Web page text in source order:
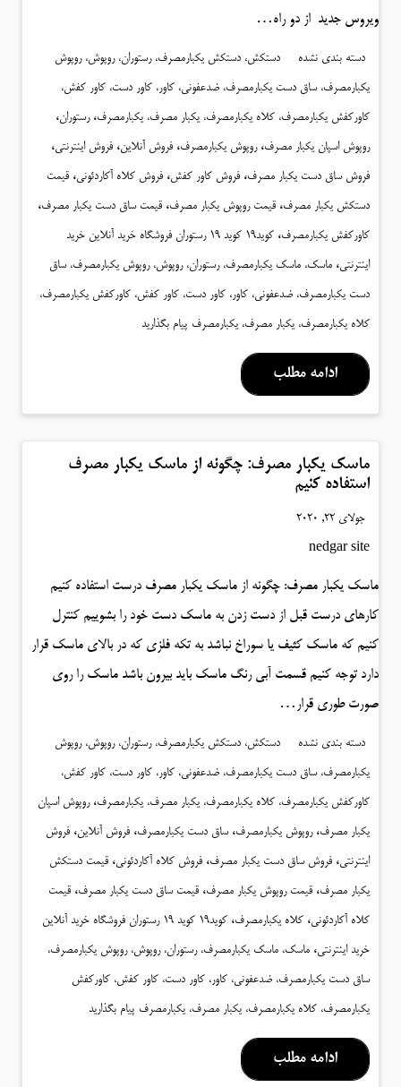
ویروس جدید از دو راه…
دسته بندی نشده دستکش، دستکش یکبارمصرف، رستوران، روپوش، روپوش
یکبارمصرف، ساق دست یکبارمصرف، ضدعفونی، کاور، کاور دست، کاور کفش،
کاورکفش یکبارمصرف، کلاه یکبارمصرف، یکبار مصرف، یکبارمصرف،رستوران،
روپوش اسپان یکبار مصرف،روپوش یکبارمصرف، فروش آنلاین، فروش اینترنتی،
فروش ساق دست یکبار مصرف، فروش کاور کفش، فروش کلاه آکاردئونی، قیمت
دستکش یکبار مصرف، قیمت روپوش یکبار مصرف، قیمت ساق دست یکبار مصرف،
کاورکفش یکبارمصرف، کوید19 کوید 19 رستوران فروشگاه خرید آنلاین خرید
اینترنتی، ماسک، ماسک یکبارمصرف، رستوران، روپوش، روپوش یکبارمصرف، ساق
دست یکبارمصرف، ضدعفونی، کاور، کاور دست، کاور کفش، کاورکفش یکبارمصرف،
کلاه یکبارمصرف، یکبار مصرف، یکبارمصرف پیام بگذارید
ادامه مطلب
ماسک یکبار مصرف: چگونه از ماسک یکبار مصرف
استفاده کنیم
جولای 22, 2020
nedgar site
ماسک یکبار مصرف: چگونه از ماسک یکبار مصرف درست استفاده کنیم
کارهای درست قبل از دست زدن به ماسک دست خود را بشوییم کنترل
کنیم که ماسک کثیف یا سوراخ نباشد به تکه فلزی که در بالای ماسک قرار
دارد توجه کنیم قسمت آبی رنگ ماسک باید بیرون باشد ماسک را روی
صورت طوری قرار…
دسته بندی نشده دستکش، دستکش یکبارمصرف، رستوران، روپوش، روپوش
یکبارمصرف، ساق دست یکبارمصرف، ضدعفونی، کاور، کاور دست، کاور کفش،
کاورکفش یکبارمصرف، کلاه یکبارمصرف، یکبار مصرف، یکبارمصرف،روپوش اسپان
یکبار مصرف،روپوش یکبارمصرف،ساق دست یکبارمصرف، فروش آنلاین، فروش
اینترنتی، فروش ساق دست یکبار مصرف، فروش کلاه آکاردئونی، قیمت دستکش
یکبار مصرف، قیمت روپوش یکبار مصرف، قیمت ساق دست یکبار مصرف، قیمت
کلاه آکاردئونی، کلاه یکبارمصرف، کوید19 کوید 19 رستوران فروشگاه خرید آنلاین
خرید اینترنتی، ماسک، ماسک یکبارمصرف، رستوران، روپوش، روپوش یکبارمصرف،
ساق دست یکبارمصرف، ضدعفونی، کاور، کاور دست، کاور کفش، کاورکفش
یکبارمصرف، کلاه یکبارمصرف، یکبار مصرف، یکبارمصرف پیام بگذارید
ادامه مطلب